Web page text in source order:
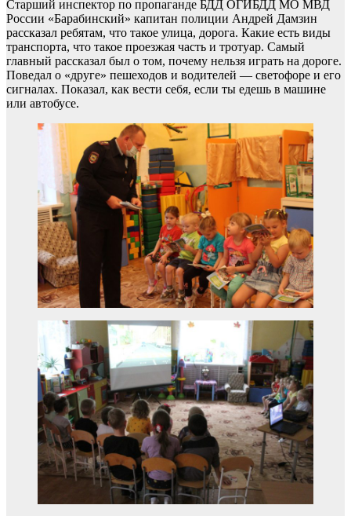
Старший инспектор по пропаганде БДД ОГИБДД МО МВД
России «Барабинский» капитан полиции Андрей Дамзин
рассказал ребятам, что такое улица, дорога. Какие есть виды
транспорта, что такое проезжая часть и тротуар. Самый
главный рассказал был о том, почему нельзя играть на дороге.
Поведал о «друге» пешеходов и водителей — светофоре и его
сигналах. Показал, как вести себя, если ты едешь в машине
или автобусе.